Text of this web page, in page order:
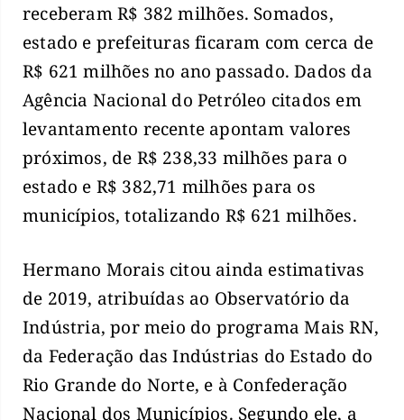
receberam R$ 382 milhões. Somados,
estado e prefeituras ficaram com cerca de
R$ 621 milhões no ano passado. Dados da
Agência Nacional do Petróleo citados em
levantamento recente apontam valores
próximos, de R$ 238,33 milhões para o
estado e R$ 382,71 milhões para os
municípios, totalizando R$ 621 milhões.
Hermano Morais citou ainda estimativas
de 2019, atribuídas ao Observatório da
Indústria, por meio do programa Mais RN,
da Federação das Indústrias do Estado do
Rio Grande do Norte, e à Confederação
Nacional dos Municípios. Segundo ele, a